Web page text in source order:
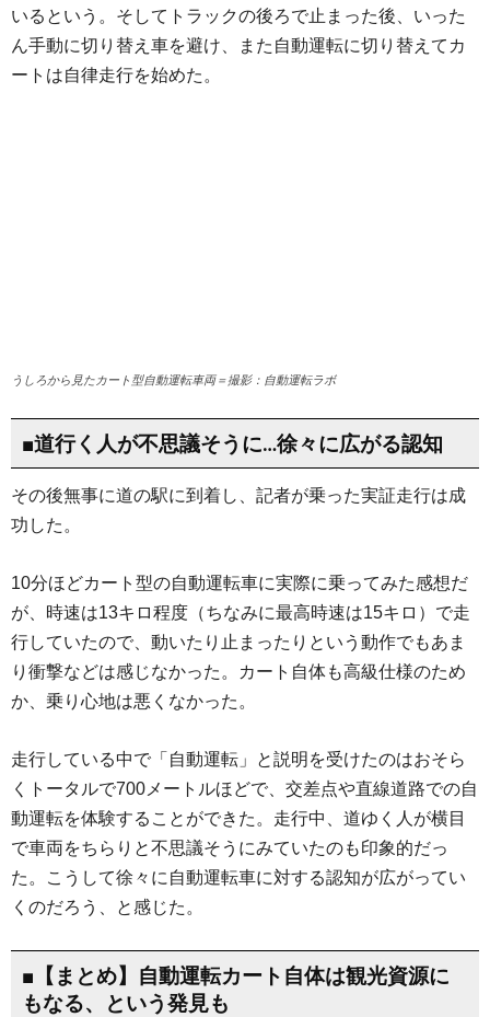
いるという。そしてトラックの後ろで止まった後、いった
ん手動に切り替え車を避け、また自動運転に切り替えてカ
ートは自律走行を始めた。
うしろから見たカート型自動運転車両＝撮影：自動運転ラボ
■道行く人が不思議そうに…徐々に広がる認知
その後無事に道の駅に到着し、記者が乗った実証走行は成
功した。
10分ほどカート型の自動運転車に実際に乗ってみた感想だ
が、時速は13キロ程度（ちなみに最高時速は15キロ）で走
行していたので、動いたり止まったりという動作でもあま
り衝撃などは感じなかった。カート自体も高級仕様のため
か、乗り心地は悪くなかった。
走行している中で「自動運転」と説明を受けたのはおそら
くトータルで700メートルほどで、交差点や直線道路での自
動運転を体験することができた。走行中、道ゆく人が横目
で車両をちらりと不思議そうにみていたのも印象的だっ
た。こうして徐々に自動運転車に対する認知が広がってい
くのだろう、と感じた。
■【まとめ】自動運転カート自体は観光資源に
もなる、という発見も